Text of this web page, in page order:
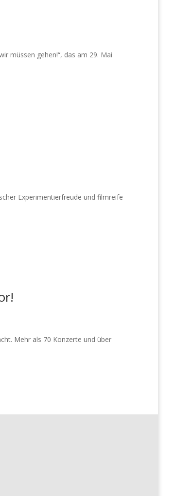
müssen gehen!“, das am 29. Mai
Experimentierfreude und filmreife
Mehr als 70 Konzerte und über